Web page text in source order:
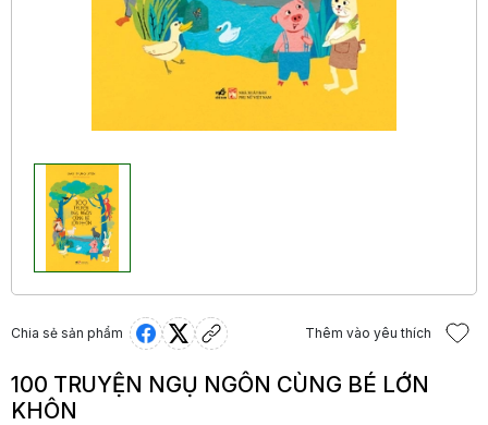
Chia sẻ sản phẩm Thêm vào yêu thích
100 TRUYỆN NGỤ NGÔN CÙNG BÉ LỚN
KHÔN